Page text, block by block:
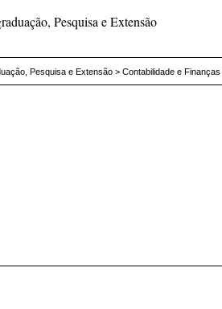
Pesquisa e Extensão
Pesquisa e Extensão> Contabilidade e Finanças